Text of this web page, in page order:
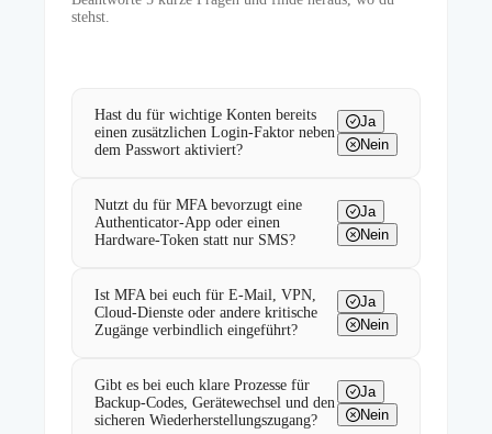
stehst.
Hast du für wichtige Konten bereits
einen zusätzlichen Login-Faktor neben
dem Passwort aktiviert?
Ja
Nein
Nutzt du für MFA bevorzugt eine
Authenticator-App oder einen
Hardware-Token statt nur SMS?
Ja
Nein
Ist MFA bei euch für E-Mail, VPN,
Cloud-Dienste oder andere kritische
Zugänge verbindlich eingeführt?
Ja
Nein
Gibt es bei euch klare Prozesse für
Backup-Codes, Gerätewechsel und den
sicheren Wiederherstellungszugang?
Ja
Nein